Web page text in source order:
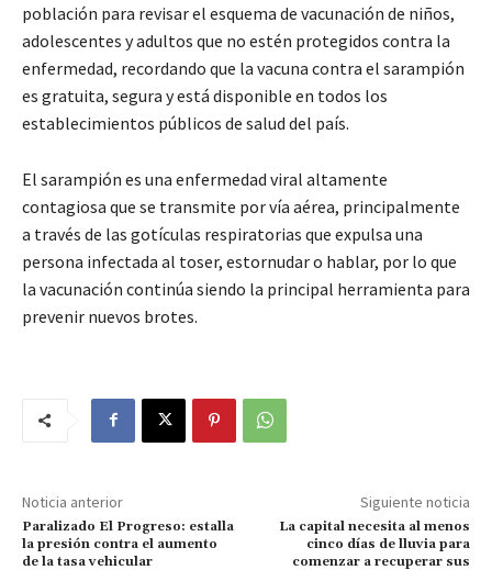
población para revisar el esquema de vacunación de niños,
adolescentes y adultos que no estén protegidos contra la
enfermedad, recordando que la vacuna contra el sarampión
es gratuita, segura y está disponible en todos los
establecimientos públicos de salud del país.
El sarampión es una enfermedad viral altamente
contagiosa que se transmite por vía aérea, principalmente
a través de las gotículas respiratorias que expulsa una
persona infectada al toser, estornudar o hablar, por lo que
la vacunación continúa siendo la principal herramienta para
prevenir nuevos brotes.
Noticia anterior
Paralizado El Progreso: estalla
la presión contra el aumento
de la tasa vehicular
Siguiente noticia
La capital necesita al menos
cinco días de lluvia para
comenzar a recuperar sus